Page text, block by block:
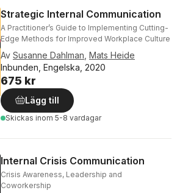
Strategic Internal Communication
A Practitioner’s Guide to Implementing Cutting-
Edge Methods for Improved Workplace Culture
Av Susanne Dahlman Mats Heide
Inbunden, Engelska, 2020
675 kr
Lägg till
Skickas inom 5-8 vardagar
Internal Crisis Communication
Crisis Awareness, Leadership and
Coworkership